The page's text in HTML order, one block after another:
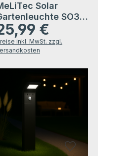
Solar
SO32
mit
matt
Preis:€
inkl. MwSt. zzgl.